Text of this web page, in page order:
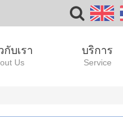
กับเรา
Us
บริการ
Service